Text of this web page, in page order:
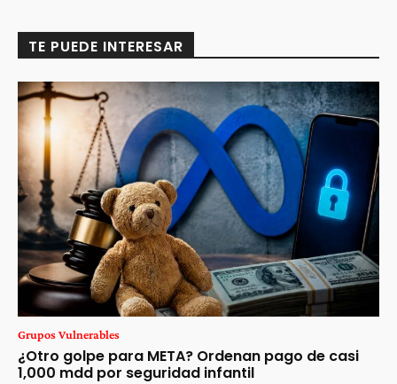
TE PUEDE INTERESAR
Grupos Vulnerables
¿Otro golpe para META? Ordenan pago de casi
1,000 mdd por seguridad infantil